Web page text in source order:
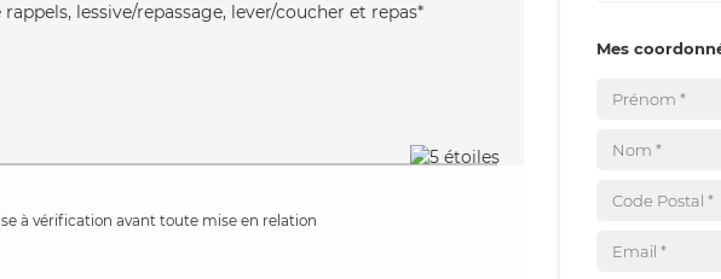
lessive/repassage, lever/coucher et repas*
à vérification avant toute mise en relation
Mes